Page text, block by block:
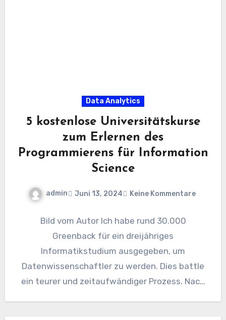
Data Analytics
5 kostenlose Universitätskurse
zum Erlernen des
Programmierens für Information
Science
admin Juni 13, 2024 Keine Kommentare
Bild vom Autor Ich habe rund 30.000
Greenback für ein dreijähriges
Informatikstudium ausgegeben, um
Datenwissenschaftler zu werden. Dies battle
ein teurer und zeitaufwändiger Prozess. Nach